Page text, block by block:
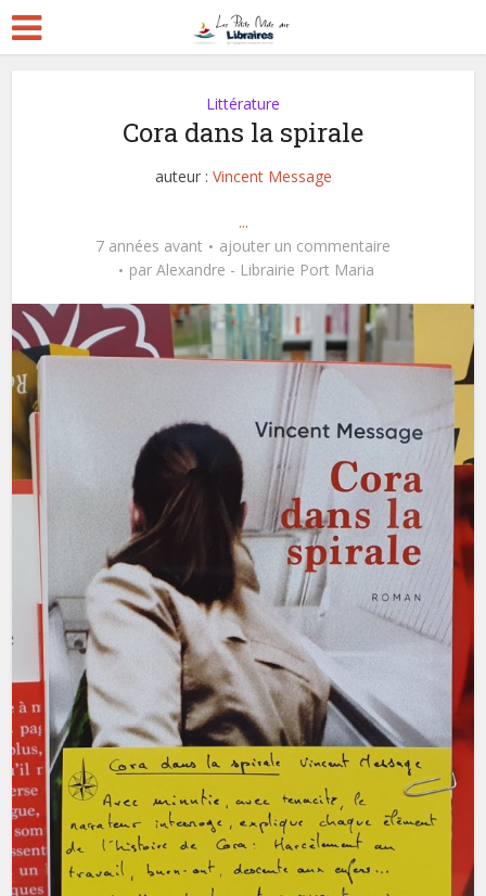
Littérature
Cora dans la spirale
auteur : Vincent Message
...
7 années avant
ajouter un commentaire
par Alexandre - Librairie Port Maria